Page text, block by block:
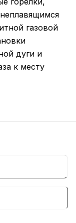
газовой
дуги и
к месту